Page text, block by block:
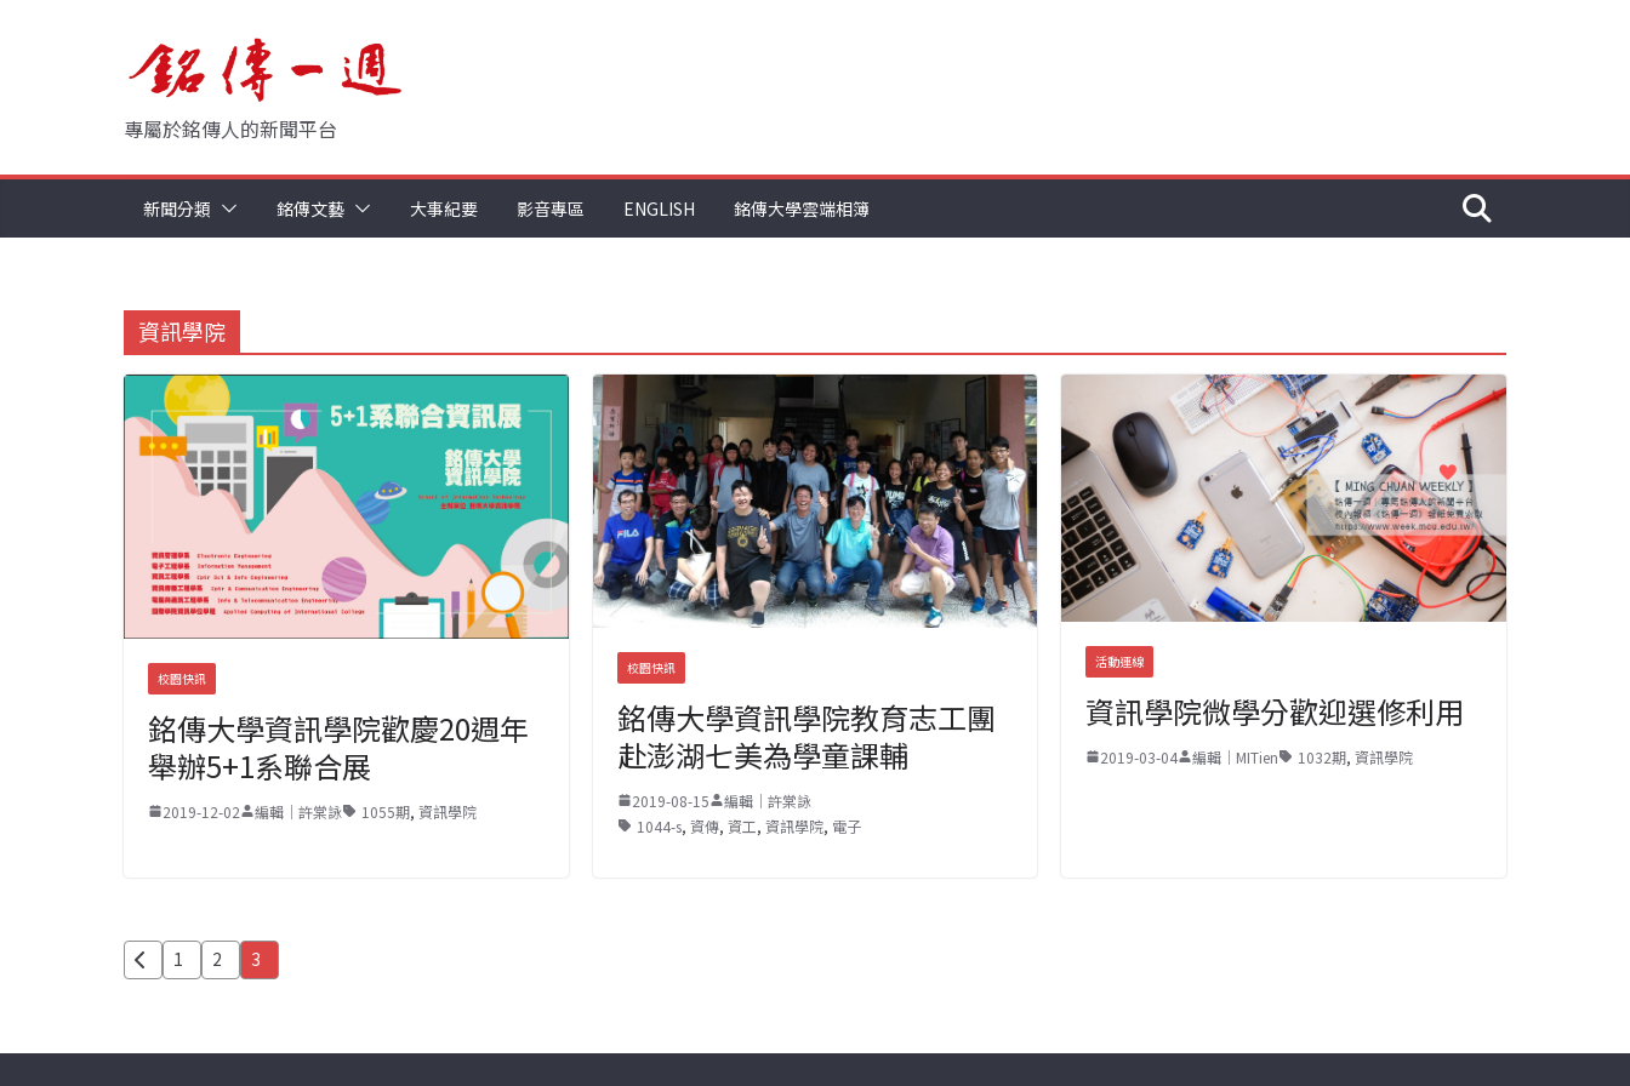
專屬於銘傳人的新聞平台
新聞分類 銘傳文藝 大事紀要 影音專區 ENGLISH 銘傳大學雲端相簿
資訊學院
校園快訊
銘傳大學資訊學院歡慶20週年
舉辦5+1系聯合展
2019-12-02 編輯｜許棠詠 1055期, 資訊學院
校園快訊
銘傳大學資訊學院教育志工團
赴澎湖七美為學童課輔
2019-08-15
編輯｜許棠詠
1044-s, 資傳, 資工, 資訊學院, 電子
活動連線
資訊學院微學分歡迎選修利用
2019-03-04 編輯｜MITien 1032期,資訊學院
文
分
1 2 3